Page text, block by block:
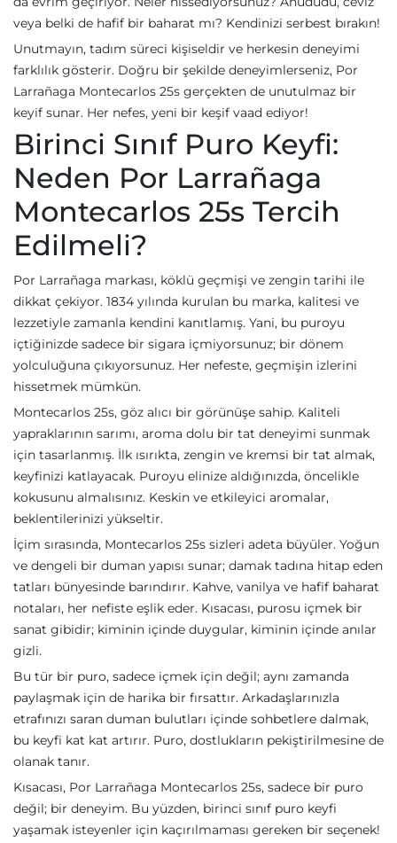
veya belki de hafif bir baharat mı? Kendinizi serbest bırakın!
Unutmayın, tadım süreci kişiseldir ve herkesin deneyimi
farklılık gösterir. Doğru bir şekilde deneyimlerseniz, Por
Larrañaga Montecarlos 25s gerçekten de unutulmaz bir
keyif sunar. Her nefes, yeni bir keşif vaad ediyor!
Birinci Sınıf Puro Keyfi:
Neden Por Larrañaga
Montecarlos 25s Tercih
Edilmeli?
Por Larrañaga markası, köklü geçmişi ve zengin tarihi ile
dikkat çekiyor. 1834 yılında kurulan bu marka, kalitesi ve
lezzetiyle zamanla kendini kanıtlamış. Yani, bu puroyu
içtiğinizde sadece bir sigara içmiyorsunuz; bir dönem
yolculuğuna çıkıyorsunuz. Her nefeste, geçmişin izlerini
hissetmek mümkün.
Montecarlos 25s, göz alıcı bir görünüşe sahip. Kaliteli
yapraklarının sarımı, aroma dolu bir tat deneyimi sunmak
için tasarlanmış. İlk ısırıkta, zengin ve kremsi bir tat almak,
keyfinizi katlayacak. Puroyu elinize aldığınızda, öncelikle
kokusunu almalısınız. Keskin ve etkileyici aromalar,
beklentilerinizi yükseltir.
İçim sırasında, Montecarlos 25s sizleri adeta büyüler. Yoğun
ve dengeli bir duman yapısı sunar; damak tadına hitap eden
tatları bünyesinde barındırır. Kahve, vanilya ve hafif baharat
notaları, her nefiste eşlik eder. Kısacası, purosu içmek bir
sanat gibidir; kiminin içinde duygular, kiminin içinde anılar
gizli.
Bu tür bir puro, sadece içmek için değil; aynı zamanda
paylaşmak için de harika bir fırsattır. Arkadaşlarınızla
etrafınızı saran duman bulutları içinde sohbetlere dalmak,
bu keyfi kat kat artırır. Puro, dostlukların pekiştirilmesine de
olanak tanır.
Kısacası, Por Larrañaga Montecarlos 25s, sadece bir puro
değil; bir deneyim. Bu yüzden, birinci sınıf puro keyfi
yaşamak isteyenler için kaçırılmaması gereken bir seçenek!